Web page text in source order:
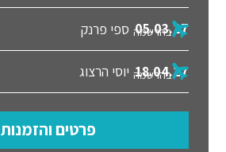
05.03.27 ספי פרנק בהרשמה
18.04.27 יוסי הרצוג בהרשמה
פרטים והזמנות